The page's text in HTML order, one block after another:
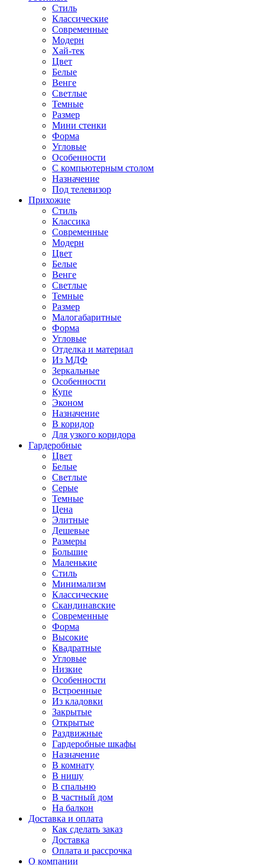
Стиль
Классические
Современные
Модерн
Хай-тек
Цвет
Белые
Венге
Светлые
Темные
Размер
Мини стенки
Форма
Угловые
Особенности
С компьютерным столом
Назначение
Под телевизор
Прихожие
Стиль
Классика
Современные
Модерн
Цвет
Белые
Венге
Светлые
Темные
Размер
Малогабаритные
Форма
Угловые
Отделка и материал
Из МДФ
Зеркальные
Особенности
Купе
Эконом
Назначение
В коридор
Для узкого коридора
Гардеробные
Цвет
Белые
Светлые
Серые
Темные
Цена
Элитные
Дешевые
Размеры
Большие
Маленькие
Стиль
Минимализм
Классические
Скандинавские
Современные
Форма
Высокие
Квадратные
Угловые
Низкие
Особенности
Встроенные
Из кладовки
Закрытые
Открытые
Раздвижные
Гардеробные шкафы
Назначение
В комнату
В нишу
В спальню
В частный дом
На балкон
Доставка и оплата
Как сделать заказ
Доставка
Оплата и рассрочка
О компании